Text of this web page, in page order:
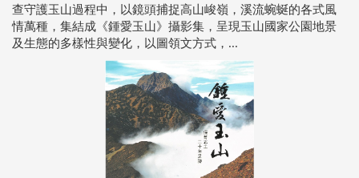
查守護玉山過程中，以鏡頭捕捉高山峻嶺，溪流蜿蜒的各式風
情萬種，集結成《鍾愛玉山》攝影集，呈現玉山國家公園地景
及生態的多樣性與變化，以圖領文方式，...